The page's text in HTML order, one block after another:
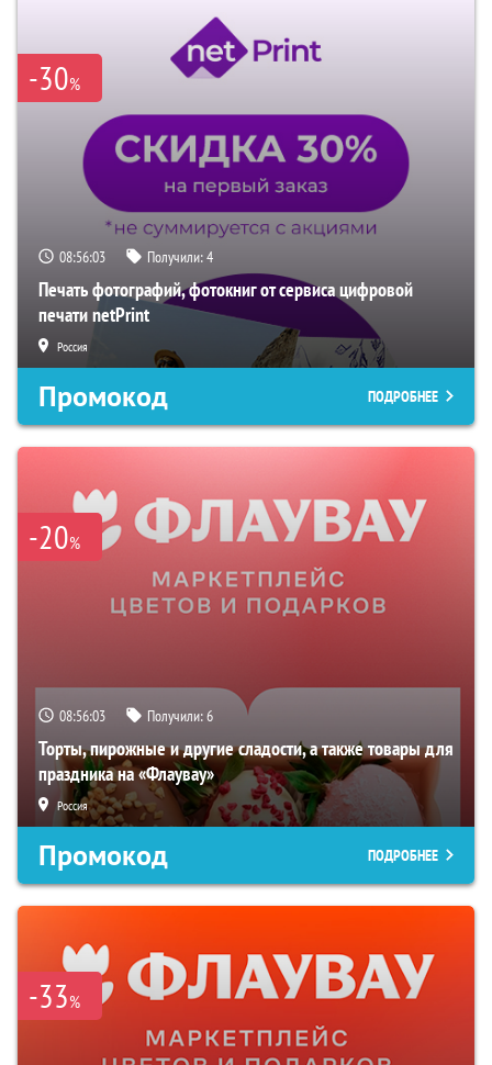
-30%
08:56:02 Получили:4
Печать фотографий, фотокниг от сервиса цифровой
печати netPrint
Россия
Промокод ПОДРОБНЕЕ
-20%
08:56:02 Получили:6
Торты, пирожные и другие сладости, а также товары для
праздника на «Флаувау»
Россия
Промокод ПОДРОБНЕЕ
-33%